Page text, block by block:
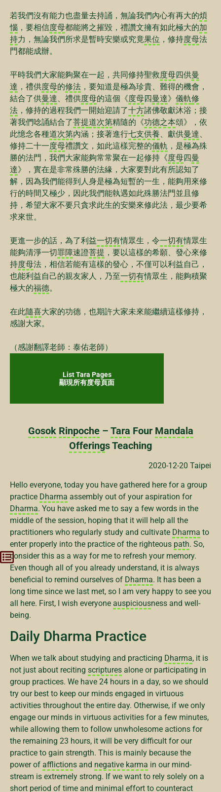
若我們沒有能力也盡量去持誦，無論我們內心有再大的煩
惱 ，要相信度母都能將之摧毀，禮讚文擁有如此極大的加
持力，無論我們所求是暫時安樂或究竟果位 ，修持度母法
門都能成辦。
平時我們大家能夠聚在一起，共同修持聖救度母四供曼
達 ，禮供度母的修法 ，要知道是極為珍貴、難得的機會，
結合了供曼達、禮供度母的這個《度母四曼達》 儀軌修
法 ，修持的過程我們一開始迎請了十方諸佛敬獻沐浴；接
著我們唸誦結合了菩提道次第精隨的《功德之本頌》，依
此憶念各種道次第內涵；接著進行七支供養、獻供曼達、
修持二十一度母禮讚文，如此這樣完整的儀軌 ，是極為殊
勝的法門，我們大家能夠常常聚在一起修持《度母四曼
達》，實在是非常殊勝的法緣，大家要對此有所認知了
解，因為我們能得到人身是極為短暫的一生，能夠用來修
行的時間又極少，因此我們能執遇如此殊勝法門並且修
持，希望大家不要只貪求此生的安樂來修此法，最少要希
求來世。
更進一步的話，為了利益一切有情眾生，令一切有情眾生
能夠清淨一切罪障速證菩提 ，要以這樣的希願、發心來修
持度母法，相信若能有這樣的發心，不僅可以利益自己，
也能利益自己的親友家人，乃至一切有情眾生，能夠積聚
極大的福德。
在此隨喜大家的功德，也期許大家未來能繼續這樣修持，
感謝大家。
（感謝翻譯老師：泰佑老師）
List Tara Pages
顯現所有度母頁面
Gosok Rinpoche– Tara Four Mandala
Offerings Teaching
2020-12-20 Taipei
Hello everyone, today you have gathered here for a group
practice Dharma assembly out of your aspiration for
Dharma. You have asked me to say a few words in the
middle of the session, hoping that it will help all the
practitioners who regularly study and cultivate Dharma to
enter properly into the practice of the righteous path. So,
consider this as a way for me to refresh your memory.
Even though all of you already understand, it is always
beneficial to remind ourselves of Dharma. It has been a
long time since we last met, so I am very happy to see you
all here. First, I wish everyone auspiciousness and well-
being.
Daily Dharma Practice
When we talk about studying and practicing Dharma, it is
not just about reciting scriptures alone or participating in
group practices. We have 24 hours in a day, so we should
try our best to keep our minds engaged in virtuous
activities throughout the entire day. Otherwise, if we only
engage our minds in virtuous activities for a few minutes,
while allowing them to follow unwholesome actions for
the remaining 23 hours, it will be very difficult for our
practice to gain strength. This is mainly because the
power of afflictions and negative karma in our mind-
stream is extremely strong. If we want to rely solely on a
short period of time and minimal effort to counteract